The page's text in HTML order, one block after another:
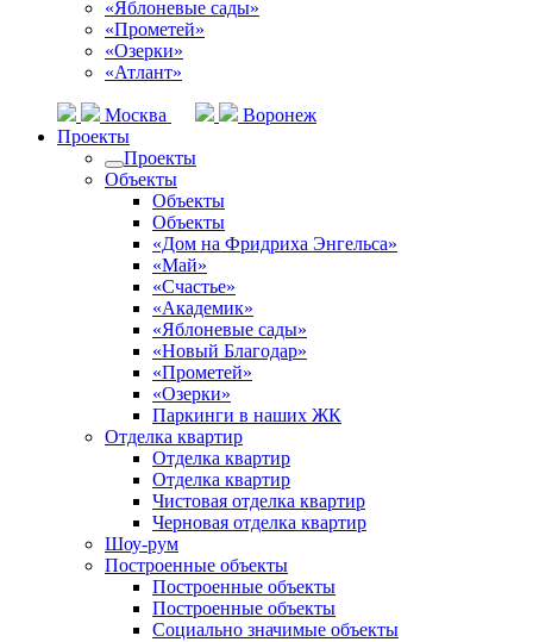
«Яблоневые сады»
«Прометей»
«Озерки»
«Атлант»
Москва
Воронеж
Проекты
Проекты
Объекты
Объекты
Объекты
«Дом на Фридриха Энгельса»
«Май»
«Счастье»
«Академик»
«Яблоневые сады»
«Новый Благодар»
«Прометей»
«Озерки»
Паркинги в наших ЖК
Отделка квартир
Отделка квартир
Отделка квартир
Чистовая отделка квартир
Черновая отделка квартир
Шоу-рум
Построенные объекты
Построенные объекты
Построенные объекты
Социально значимые объекты